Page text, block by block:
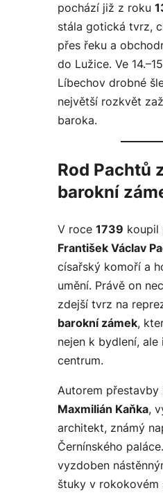
pochází již z roku
stála gotická tvrz,
přes řeku a
do Lužice. Ve
Líbechov drobné
největší rozkvět
baroka.
Rod Pachtů
barokní
V roce 1739 koupil
František Václav
císařský komoří a
umění. Právě on
zdejší tvrz na
barokní zámek,
nejen k bydlení,
centrum.
Autorem přestavby
Maxmilián Kaňka,
architekt, známý
Černínského
vyzdoben
štuky v